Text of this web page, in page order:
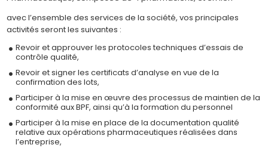
avec l’ensemble des services de la société, vos principales
activités seront les suivantes :
Revoir et approuver les protocoles techniques d’essais de
contrôle qualité,
Revoir et signer les certificats d’analyse en vue de la
confirmation des lots,
Participer à la mise en œuvre des processus de maintien de la
conformité aux BPF, ainsi qu’à la formation du personnel
Participer à la mise en place de la documentation qualité
relative aux opérations pharmaceutiques réalisées dans
l’entreprise,